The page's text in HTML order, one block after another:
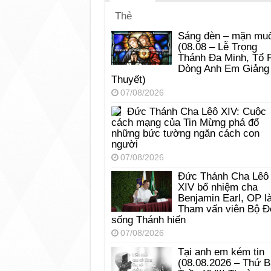
Thẻ
Sáng đèn – mặn
(08.08 – Lễ Trọng
Thánh Đa Minh, Tổ
Dòng Anh Em Giảng
Thuyết)
07/08/2026
Đức Thánh Cha Lêô XIV: Cuộc
cách mạng của Tin Mừng phá đổ
những bức tường ngăn cách con
người
07/08/2026
Đức Thánh Cha Lêô
XIV bổ nhiệm cha
Benjamin Earl, OP
Tham vấn viên Bộ
sống Thánh hiến
07/08/2026
Tại anh em kém tin
(08.08.2026 – Thứ